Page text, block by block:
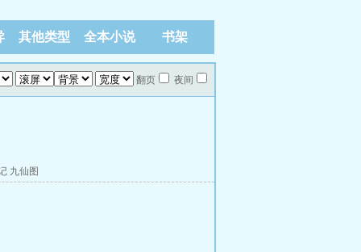
其他类型 全本小说 书架
翻页 夜间
九仙图